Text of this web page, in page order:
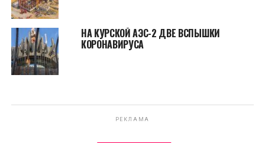
НА КУРСКОЙ АЭС-2 ДВЕ ВСПЫШКИ
КОРОНАВИРУСА
РЕКЛАМА